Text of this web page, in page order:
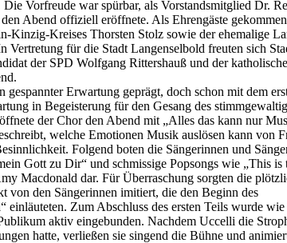
Vorfreude war spürbar, als Vorstandsmitglied Dr.
Abend offiziell eröffnete. Als Ehrengäste
Kinzig-Kreises Thorsten Stolz sowie der ehemalige
Vertretung für die Stadt Langenselbold freuten sich
der SPD Wolfgang Rittershauß und der
Erwartung geprägt, doch schon mit dem
in Begeisterung für den Gesang des
der Chor den Abend mit „Alles das kann nur
welche Emotionen Musik auslösen kann von
Folgend boten die Sängerinnen und
Gott zu Dir“ und schmissige Popsongs wie „This is
Macdonald dar. Für Überraschung sorgten die
von den Sängerinnen imitiert, die den Beginn des
Zum Abschluss des ersten Teils wurde
aktiv eingebunden. Nachdem Uccelli die
hatte, verließen sie singend die Bühne und